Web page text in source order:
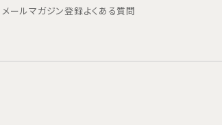
メールマガジン登録よくある質問